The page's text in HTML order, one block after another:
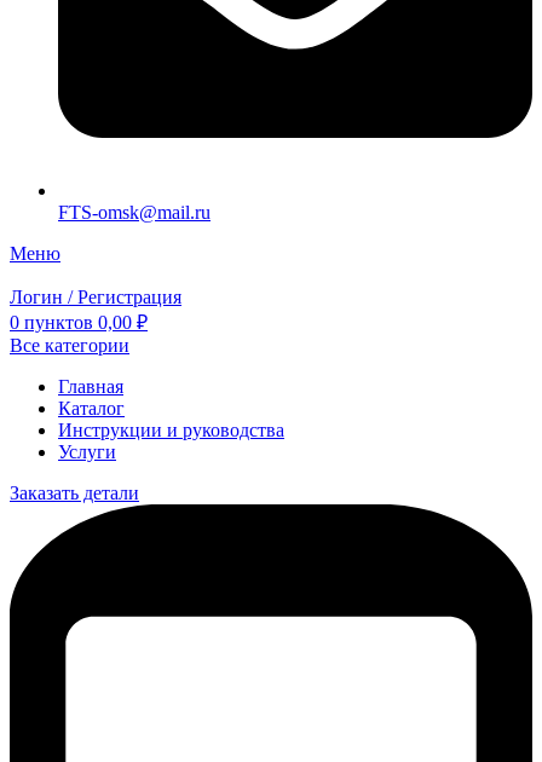
FTS-omsk@mail.ru
Меню
Логин / Регистрация
0 пунктов 0,00 ₽
Все категории
Главная
Каталог
Инструкции и руководства
Услуги
Заказать детали